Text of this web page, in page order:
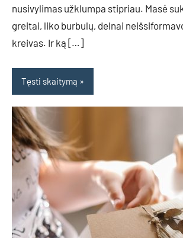
nusivylimas užklumpa stipriau. Masė
greitai, liko burbulų, delnai
kreivas. Ir ką […]
Tęsti skaitymą